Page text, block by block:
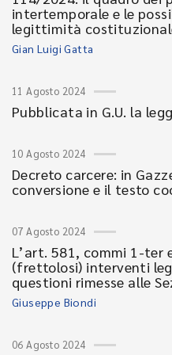
intertemporale e le
legittimità
Gian Luigi Gatta
11 Agosto 2024
Pubblicata in G.U. la
10 Agosto 2024
Decreto carcere: in
conversione e il testo
07 Agosto 2024
L’art. 581, commi 1-ter
(frettolosi) interventi
questioni rimesse alle
Giuseppe Biondi
06 Agosto 2024